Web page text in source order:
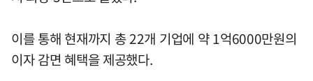
이를 통해 현재까지 총 22개 기업에 약 1억6000만원의
이자 감면 혜택을 제공했다.